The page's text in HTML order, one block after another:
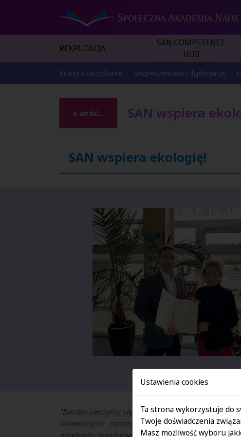
REKRUTACJA
SAN COMPETENCE
HUB
Biznes i zarządzanie Bezpieczeństwo i dyplomacja
« wróć... SAN wspiera
SAN wspiera ekologię!
"Bardzo cieszymy się, że są wśród nas instytucje,
innowacyjne naszego liceum. Dzięki takim
Ustawienia cookies
Ta strona wykorzystuje do
Twoje doświadczenia
Masz możliwość wyboru